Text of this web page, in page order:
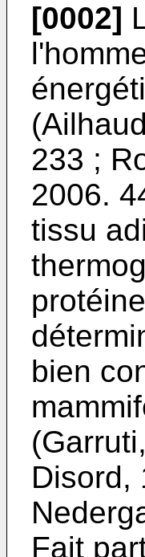
[0002]
(
233 ;
2006.
tissu
bien
(
Disord,
Fait